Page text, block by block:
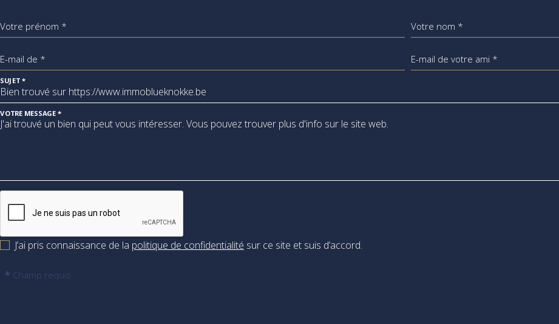
Votre prénom * Votre nom *
E-mail de * E-mail de votre ami *
SUJET *
VOTRE MESSAGE *
J’ai pris connaissance de la politique de confidentialité sur ce site et suis d’accord.
* Champ requis